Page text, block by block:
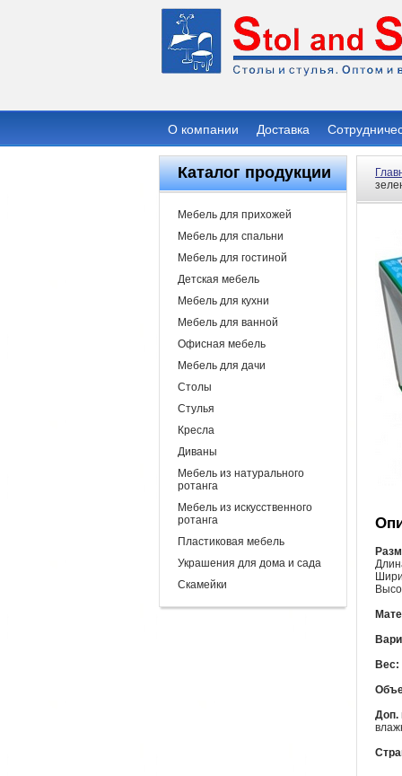
О компании Доставка
Каталог продукции
Мебель для прихожей
Мебель для спальни
Мебель для гостиной
Детская мебель
Мебель для кухни
Мебель для ванной
Офисная мебель
Мебель для дачи
Столы
Стулья
Кресла
Диваны
Мебель из натурального
ротанга
Мебель из искусственного
ротанга
Пластиковая мебель
Украшения для дома и сада
Скамейки
Вес:
Доп.